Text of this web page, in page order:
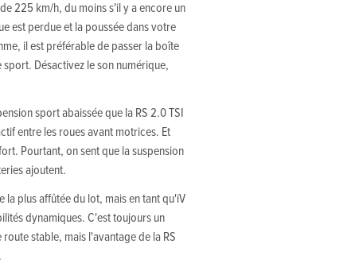
225 km/h, du moins s'il y a encore un
est perdue et la poussée dans votre
il est préférable de passer la boîte
Désactivez le son numérique,
sport abaissée que la RS 2.0 TSI
entre les roues avant motrices. Et
Pourtant, on sent que la suspension
ajoutent.
plus affûtée du lot, mais en tant qu'iV
dynamiques. C'est toujours un
stable, mais l'avantage de la RS